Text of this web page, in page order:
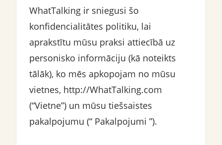
WhatTalking ir sniegusi šo
konfidencialitātes politiku, lai
aprakstītu mūsu praksi attiecībā uz
personisko informāciju (kā noteikts
tālāk), ko mēs apkopojam no mūsu
vietnes, http://WhatTalking.com
(“Vietne”) un mūsu tiešsaistes
pakalpojumu (“ Pakalpojumi ”).